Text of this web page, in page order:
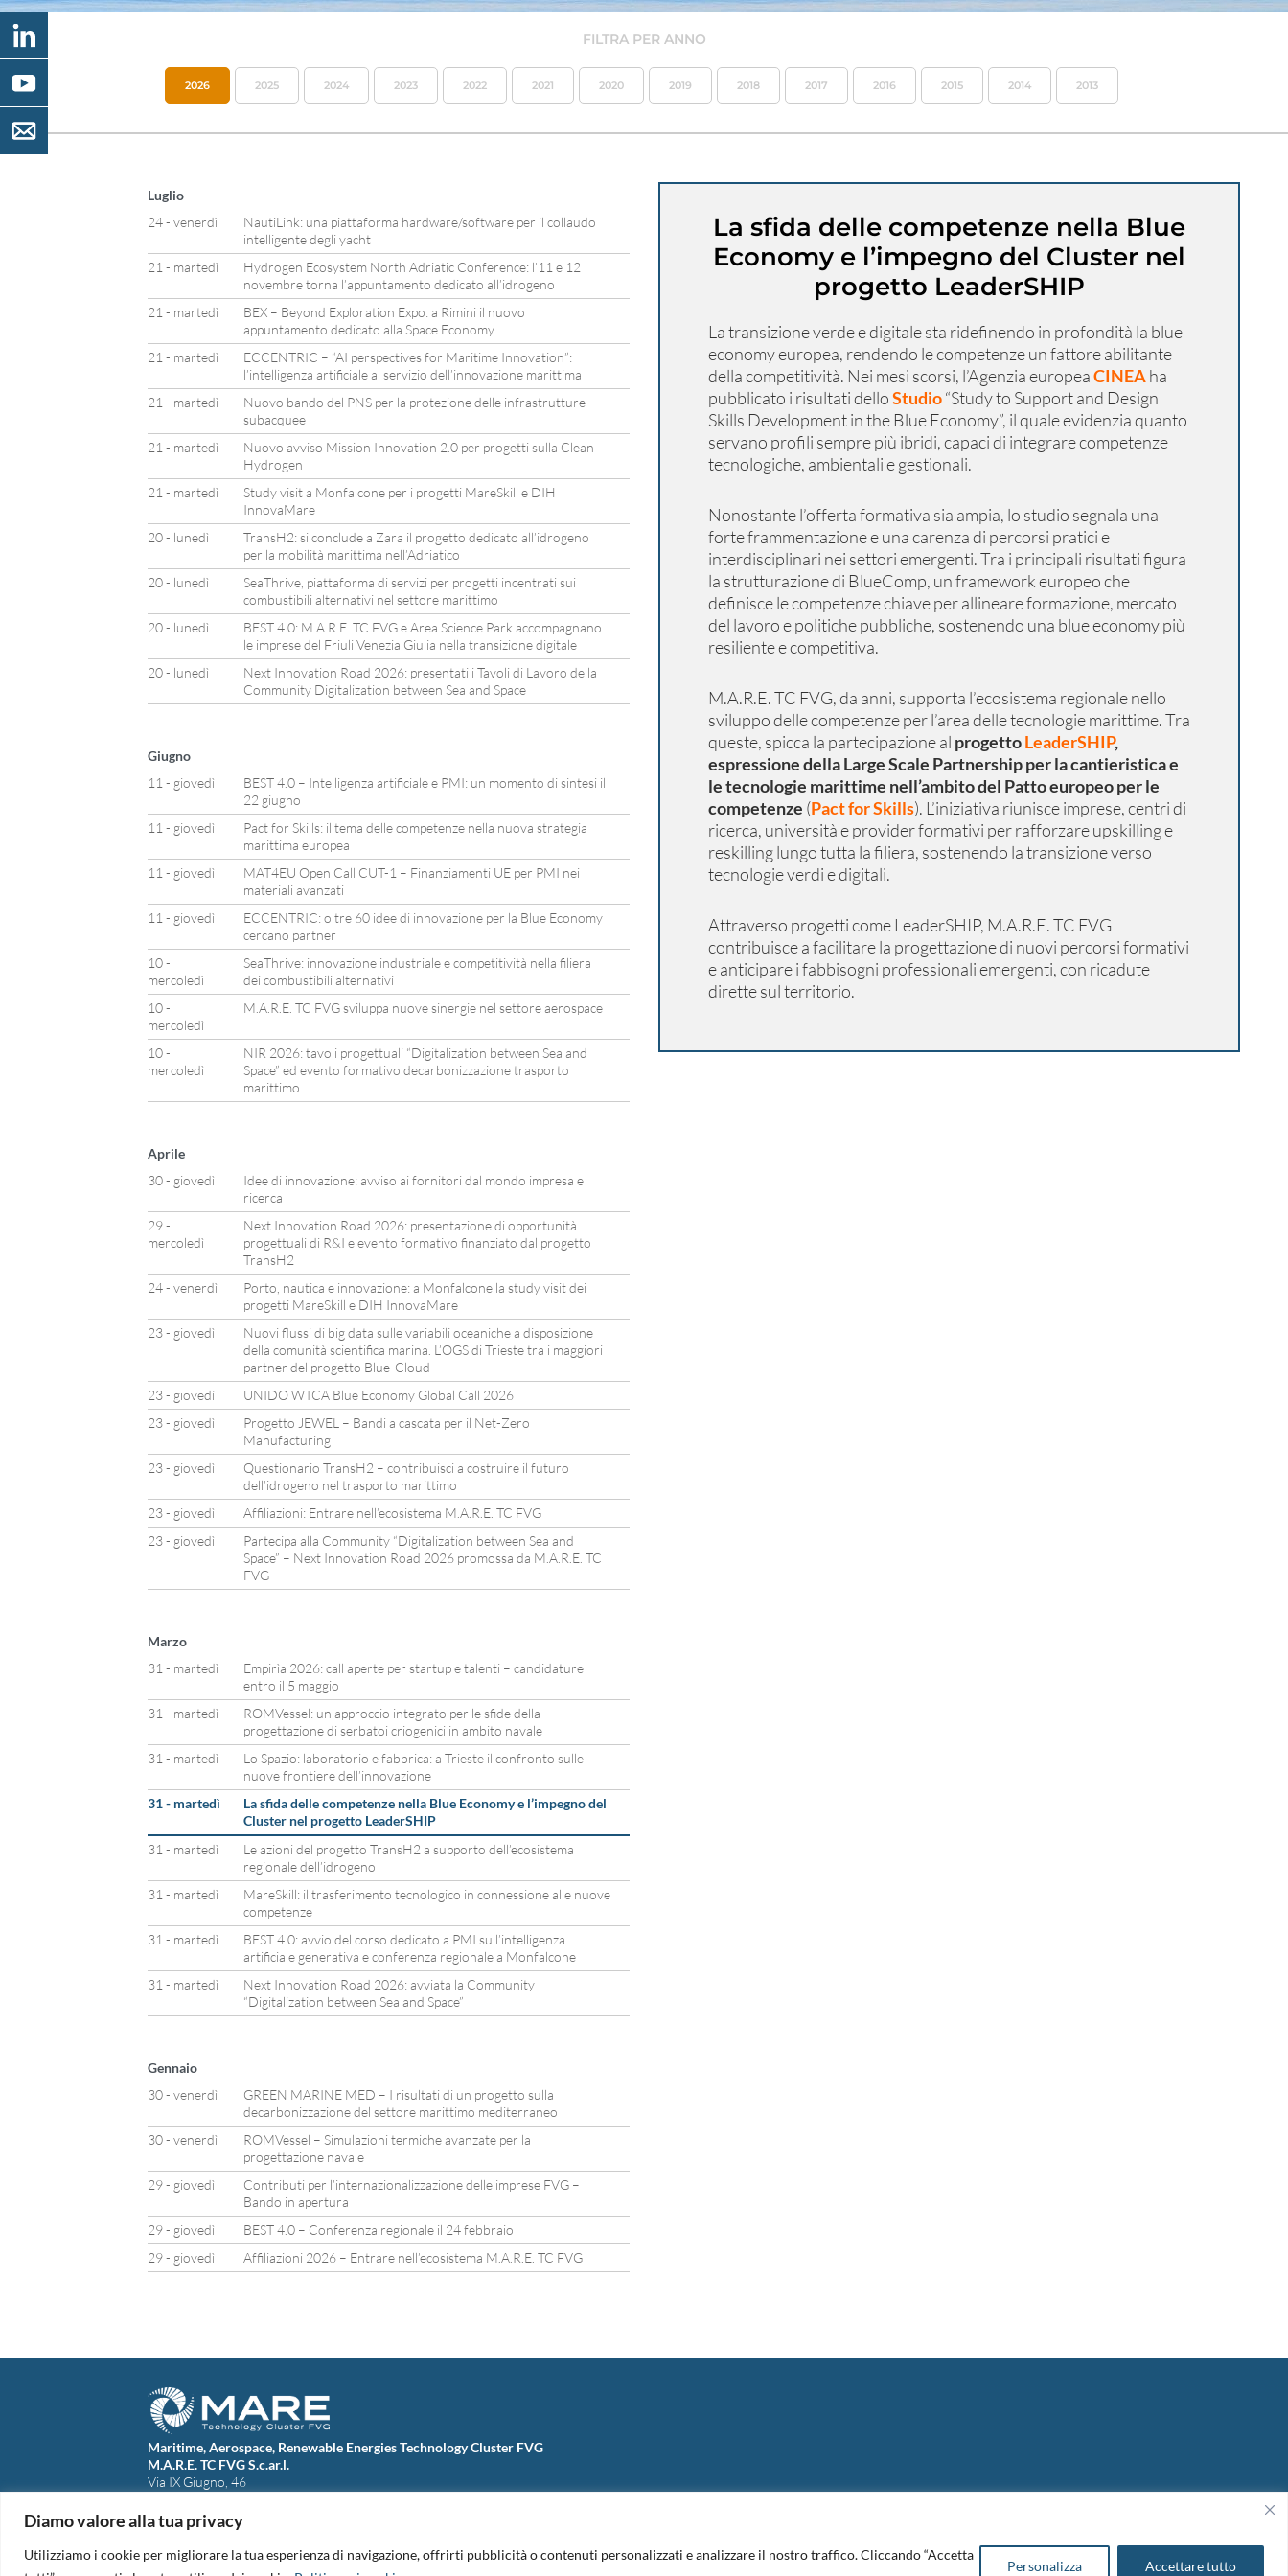
Diamo valore alla tua privacy
Utilizziamo i cookie per migliorare la tua esperienza di navigazione, offrirti pubblicità o contenuti personalizzati e analizzare il nostro traffico. Cliccando “Accetta
Personalizza Accettare tutto
FILTRA PER ANNO
2026 2025 2024 2023 2022 2021 2020 2019 2018 2017 2016 2015 2014 2013
Luglio
24 - venerdì
NautiLink: una piattaforma hardware/software per il collaudo
intelligente degli yacht
21 - martedì
Hydrogen Ecosystem North Adriatic Conference: l’11 e 12
novembre torna l’appuntamento dedicato all’idrogeno
21 - martedì
BEX – Beyond Exploration Expo: a Rimini il nuovo
appuntamento dedicato alla Space Economy
21 - martedì
ECCENTRIC – “AI perspectives for Maritime Innovation”:
l’intelligenza artificiale al servizio dell’innovazione marittima
21 - martedì
Nuovo bando del PNS per la protezione delle infrastrutture
subacquee
21 - martedì
Nuovo avviso Mission Innovation 2.0 per progetti sulla Clean
Hydrogen
21 - martedì
Study visit a Monfalcone per i progetti MareSkill e DIH
InnovaMare
20 - lunedì
TransH2: si conclude a Zara il progetto dedicato all’idrogeno
per la mobilità marittima nell’Adriatico
20 - lunedì
SeaThrive, piattaforma di servizi per progetti incentrati sui
combustibili alternativi nel settore marittimo
20 - lunedì
BEST 4.0: M.A.R.E. TC FVG e Area Science Park accompagnano
le imprese del Friuli Venezia Giulia nella transizione digitale
20 - lunedì
Next Innovation Road 2026: presentati i Tavoli di Lavoro della
Community Digitalization between Sea and Space
Giugno
11 - giovedì
BEST 4.0 – Intelligenza artificiale e PMI: un momento di sintesi il
22 giugno
11 - giovedì
Pact for Skills: il tema delle competenze nella nuova strategia
marittima europea
11 - giovedì
MAT4EU Open Call CUT-1 – Finanziamenti UE per PMI nei
materiali avanzati
11 - giovedì
ECCENTRIC: oltre 60 idee di innovazione per la Blue Economy
cercano partner
10 -
mercoledì
SeaThrive: innovazione industriale e competitività nella filiera
dei combustibili alternativi
10 -
mercoledì
M.A.R.E. TC FVG sviluppa nuove sinergie nel settore aerospace
10 -
mercoledì
NIR 2026: tavoli progettuali “Digitalization between Sea and
Space” ed evento formativo decarbonizzazione trasporto
marittimo
Aprile
30 - giovedì
Idee di innovazione: avviso ai fornitori dal mondo impresa e
ricerca
29 -
mercoledì
Next Innovation Road 2026: presentazione di opportunità
progettuali di R&I e evento formativo finanziato dal progetto
TransH2
24 - venerdì
Porto, nautica e innovazione: a Monfalcone la study visit dei
progetti MareSkill e DIH InnovaMare
23 - giovedì
Nuovi flussi di big data sulle variabili oceaniche a disposizione
della comunità scientifica marina. L’OGS di Trieste tra i maggiori
partner del progetto Blue-Cloud
23 - giovedì
UNIDO WTCA Blue Economy Global Call 2026
23 - giovedì
Progetto JEWEL – Bandi a cascata per il Net-Zero
Manufacturing
23 - giovedì
Questionario TransH2 – contribuisci a costruire il futuro
dell’idrogeno nel trasporto marittimo
23 - giovedì
Affiliazioni: Entrare nell’ecosistema M.A.R.E. TC FVG
23 - giovedì
Partecipa alla Community “Digitalization between Sea and
Space” – Next Innovation Road 2026 promossa da M.A.R.E. TC
FVG
Marzo
31 - martedì
Empirìa 2026: call aperte per startup e talenti – candidature
entro il 5 maggio
31 - martedì
ROMVessel: un approccio integrato per le sfide della
progettazione di serbatoi criogenici in ambito navale
31 - martedì
Lo Spazio: laboratorio e fabbrica: a Trieste il confronto sulle
nuove frontiere dell’innovazione
31 - martedì
La sfida delle competenze nella Blue Economy e l’impegno del
Cluster nel progetto LeaderSHIP
31 - martedì
Le azioni del progetto TransH2 a supporto dell’ecosistema
regionale dell’idrogeno
31 - martedì
MareSkill: il trasferimento tecnologico in connessione alle nuove
competenze
31 - martedì
BEST 4.0: avvio del corso dedicato a PMI sull’intelligenza
artificiale generativa e conferenza regionale a Monfalcone
31 - martedì
Next Innovation Road 2026: avviata la Community
“Digitalization between Sea and Space”
Gennaio
30 - venerdì
GREEN MARINE MED – I risultati di un progetto sulla
decarbonizzazione del settore marittimo mediterraneo
30 - venerdì
ROMVessel – Simulazioni termiche avanzate per la
progettazione navale
29 - giovedì
Contributi per l’internazionalizzazione delle imprese FVG –
Bando in apertura
29 - giovedì
BEST 4.0 – Conferenza regionale il 24 febbraio
29 - giovedì
Affiliazioni 2026 – Entrare nell’ecosistema M.A.R.E. TC FVG
La sfida delle competenze nella Blue
Economy e l’impegno del Cluster nel
progetto LeaderSHIP
La transizione verde e digitale sta ridefinendo in profondità la blue
economy europea, rendendo le competenze un fattore abilitante
della competitività. Nei mesi scorsi, l’Agenzia europeaCINEAha
pubblicato i risultati delloStudio“Study to Support and Design
Skills Development in the Blue Economy”, il quale evidenzia quanto
servano profili sempre più ibridi, capaci di integrare competenze
tecnologiche, ambientali e gestionali.
Nonostante l’offerta formativa sia ampia, lo studio segnala una
forte frammentazione e una carenza di percorsi pratici e
interdisciplinari nei settori emergenti. Tra i principali risultati figura
la strutturazione di BlueComp, un framework europeo che
definisce le competenze chiave per allineare formazione, mercato
del lavoro e politiche pubbliche, sostenendo una blue economy più
resiliente e competitiva.
M.A.R.E. TC FVG, da anni, supporta l’ecosistema regionale nello
sviluppo delle competenze per l’area delle tecnologie marittime. Tra
queste, spicca la partecipazione al progettoLeaderSHIP,
espressione della Large Scale Partnership per la cantieristica e
le tecnologie marittime nell’ambito del Patto europeo per le
competenze (Pact for Skills). L’iniziativa riunisce imprese, centri di
ricerca, università e provider formativi per rafforzare upskilling e
reskilling lungo tutta la filiera, sostenendo la transizione verso
tecnologie verdi e digitali.
Attraverso progetti come LeaderSHIP, M.A.R.E. TC FVG
contribuisce a facilitare la progettazione di nuovi percorsi formativi
e anticipare i fabbisogni professionali emergenti, con ricadute
dirette sul territorio.
Maritime, Aerospace, Renewable Energies Technology Cluster FVG
M.A.R.E. TC FVG S.c.ar.l.
Via IX Giugno, 46
tel. +39 0481 723440
Codice Fiscale e Partita Iva: 01138620313
PEC:marefvg@legalmail.it
Copyright 2026. Design and development by B42
Amm. Trasparente|Bandi & Avvisi